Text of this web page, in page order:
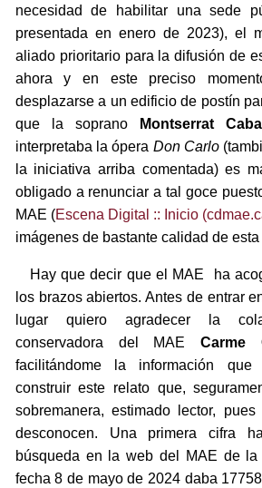
necesidad de habilitar una sede
presentada en enero de 2023), el
aliado prioritario para la difusión de
ahora y en este preciso
desplazarse a un edificio de postín
que la soprano
Montserrat
interpretaba la ópera Don Carlo
la iniciativa arriba comentada) es
obligado a renunciar a tal goce
MAE (Escena Digital :: Inicio
imágenes de bastante calidad de
Hay que decir que el MAE ha
los brazos abiertos. Antes de entrar
lugar quiero agradecer la
conservadora del MAECarme
facilitándome la información
construir este relato que,
sobremanera, estimado lector,
desconocen. Una primera cifra
búsqueda en la web del MAE de la
fecha 8 de mayo de 2024 daba